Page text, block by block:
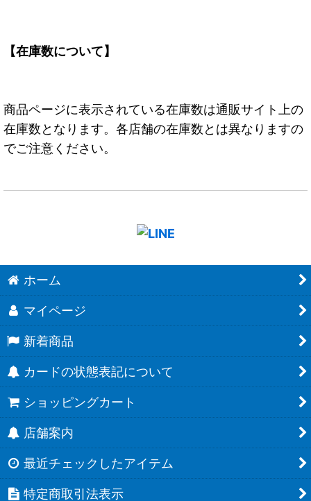
【在庫数について】
商品ページに表示されている在庫数は通販サイト上の
在庫数となります。各店舗の在庫数とは異なりますの
でご注意ください。
ホーム
マイページ
新着商品
カードの状態表記について
ショッピングカート
店舗案内
最近チェックしたアイテム
特定商取引法表示